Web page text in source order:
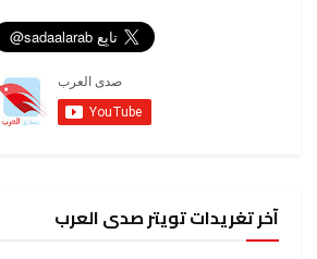
آخر تغريدات تويتر صدى العرب